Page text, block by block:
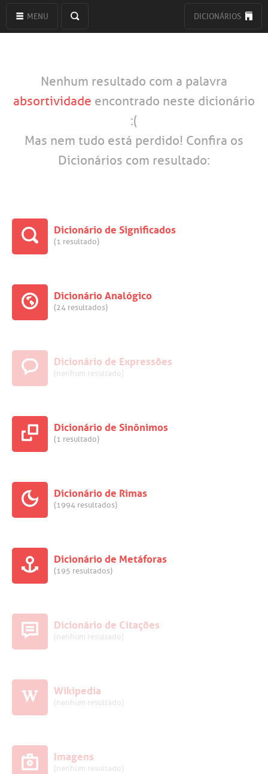
MENU DICIONÁRIOS
Nenhum resultado com a palavra
absortividade encontrado neste dicionário
:(
Mas nem tudo está perdido! Confira os
Dicionários com resultado:
Dicionário de Significados
(1 resultado)
Dicionário Analógico
(24 resultados)
Dicionário de Expressões
(nenhum resultado)
Dicionário de Sinônimos
(1 resultado)
Dicionário de Rimas
(1994 resultados)
Dicionário de Metáforas
(195 resultados)
Dicionário de Citações
(nenhum resultado)
Wikipedia
(nenhum resultado)
Imagens
(nenhum resultado)